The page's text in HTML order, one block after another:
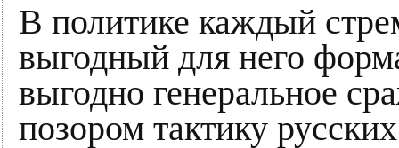
В политике каждый
выгодный для него
выгодно генеральное
позором тактику